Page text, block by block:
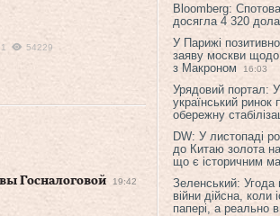
1 54229
Госналоговой
19:42
Bloomberg:
досягла 4 320
У Парижі
заяву москви щодо
з Макроном
16:03
Урядовий портал: У
український ринок
обережну
DW: У листопаді
до Китаю золота
що є історичним
Зеленський: Угода
війни дійсна, коли
папері, а реально